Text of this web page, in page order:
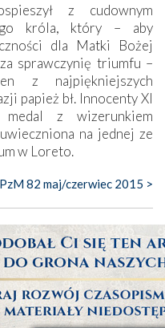
z cudownym
króla, który – aby
dla Matki Bożej
sprawczynię triumfu –
z najpiękniejszych
papież bł. Innocenty XI
medal z wizerunkiem
na jednej ze
w Loreto.
82 maj/czerwiec 2015 >